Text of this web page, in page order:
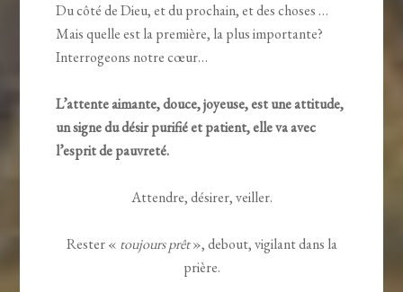
Du côté de Dieu, et du prochain, et des choses …
Mais quelle est la première, la plus importante?
Interrogeons notre cœur…
L’attente aimante, douce, joyeuse, est une attitude,
un signe du désir purifié et patient, elle va avec
l’esprit de pauvreté.
Attendre, désirer, veiller.
Rester « toujours prêt», debout, vigilant dans la
prière.